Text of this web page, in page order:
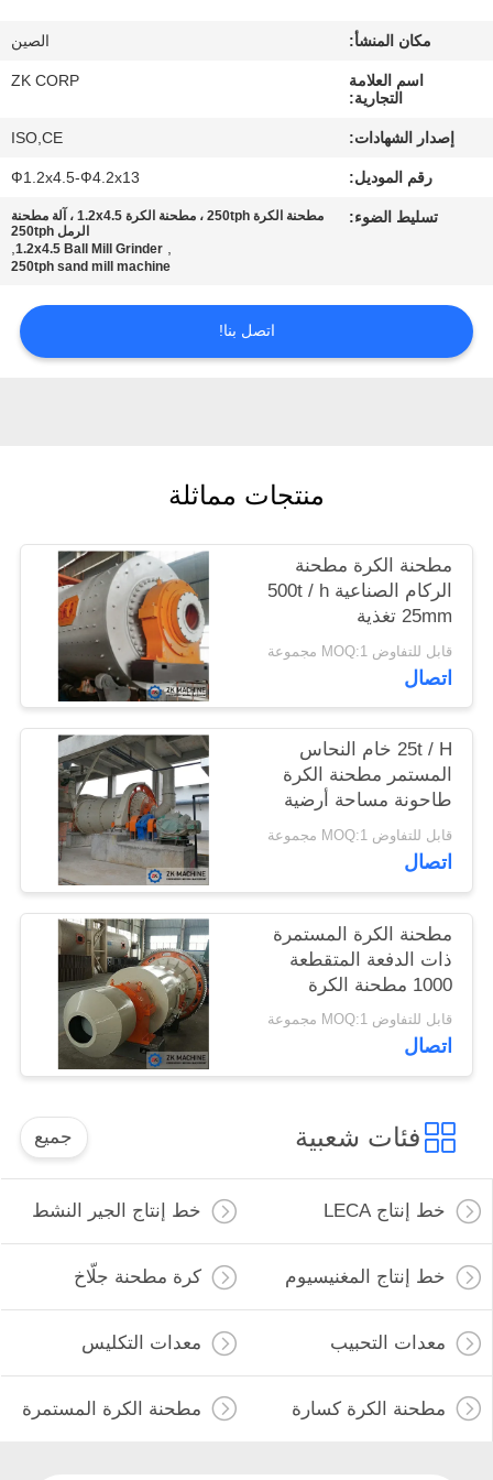
جولة
المعمل
جودة
اطلب
اقتباس
خريطة
الموقع
سياسة
الخصوصية
مكان المنشأ: الصين
اسم العلامة
التجارية:
ZK CORP
إصدار الشهادات: ISO,CE
رقم الموديل: Ф1.2x4.5-Ф4.2x13
تسليط الضوء:
مطحنة الكرة 250tph ، مطحنة الكرة 1.2x4.5 ، آلة مطحنة
الرمل 250tph
,
1.2x4.5 Ball Mill Grinder
,
250tph sand mill machine
اتصل بنا!
منتجات مماثلة
مطحنة الكرة مطحنة
الركام الصناعية 500t / h
25mm تغذية
قابل للتفاوض MOQ:1 مجموعة
اتصال
25t / H خام النحاس
المستمر مطحنة الكرة
طاحونة مساحة أرضية
صغيرة
قابل للتفاوض MOQ:1 مجموعة
اتصال
مطحنة الكرة المستمرة
ذات الدفعة المتقطعة
1000 مطحنة الكرة
الخزفية الشبكية
قابل للتفاوض MOQ:1 مجموعة
اتصال
فئات شعبية جميع
خط إنتاج LECA خط إنتاج الجير النشط
خط إنتاج المغنيسيوم كرة مطحنة جلّاخ
معدات التحبيب معدات التكليس
مطحنة الكرة كسارة مطحنة الكرة المستمرة